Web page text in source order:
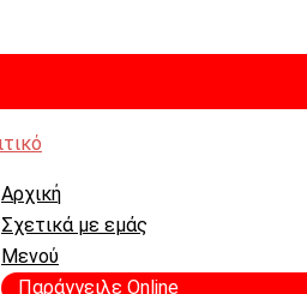
Αρχική
Σχετικά με εμάς
Μενού
Παράγγειλε Online